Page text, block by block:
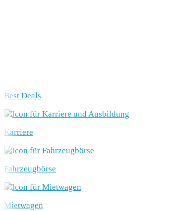
Best Deals
Karriere
Fahrzeugbörse
Mietwagen